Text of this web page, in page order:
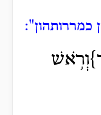
כמררותהון":